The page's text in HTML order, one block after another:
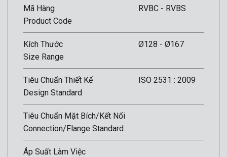
Mã Hàng
Product Code
RVBC - RVBS
Kích Thước
Size Range
Ø128 - Ø167
Tiêu Chuẩn Thiết Kế
Design Standard
ISO 2531 : 2009
Tiêu Chuẩn Mặt Bích/Kết Nối
Connection/Flange Standard
Áp Suất Làm Việc